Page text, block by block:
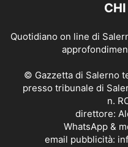
Quotidiano on line di
© Gazzetta di Salerno
presso tribunale di
n.
direttore:
WhatsApp &
email pubblicità: